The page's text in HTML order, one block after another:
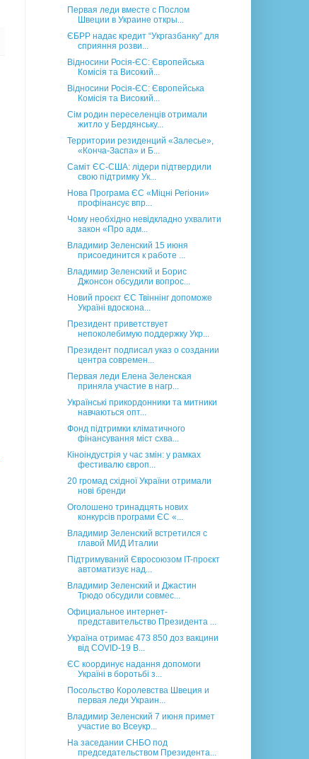
Первая леди вместе с Послом
Швеции в Украине откры...
ЄБРР надає кредит “Укргазбанку” для
сприяння розви...
Відносини Росія-ЄС: Європейська
Комісія та Високий...
Відносини Росія-ЄС: Європейська
Комісія та Високий...
Сім родин переселенців отримали
житло у Бердянську...
Территории резиденций «Залесье»,
«Конча-Заспа» и Б...
Cаміт ЄС-США: лідери підтвердили
свою підтримку Ук...
Нова Програма ЄС «Міцні Регіони»
профінансує впр...
Чому необхідно невідкладно ухвалити
закон «Про адм...
Владимир Зеленский 15 июня
присоединится к работе ...
Владимир Зеленский и Борис
Джонсон обсудили вопрос...
Новий проєкт ЄС Твіннінг допоможе
Україні вдоскона...
Президент приветствует
непоколебимую поддержку Укр...
Президент подписал указ о создании
центра современ...
Первая леди Елена Зеленская
приняла участие в нагр...
Українські прикордонники та митники
навчаються опт...
Фонд підтримки кліматичного
фінансування міст схва...
Кіноіндустрія у час змін: у рамках
фестивалю європ...
20 громад східної України отримали
нові бренди
Оголошено тринадцять нових
конкурсів програми ЄС «...
Владимир Зеленский встретился с
главой МИД Италии
Підтримуваний Євросоюзом IT-проєкт
автоматизує над...
Владимир Зеленский и Джастин
Трюдо обсудили совмес...
Официальное интернет-
представительство Президента ...
Україна отримає 473 850 доз вакцини
від COVID-19 B...
ЄС координує надання допомоги
Україні в боротьбі з...
Посольство Королевства Швеция и
первая леди Украин...
Владимир Зеленский 7 июня примет
участие во Всеукр...
На заседании СНБО под
председательством Президента...